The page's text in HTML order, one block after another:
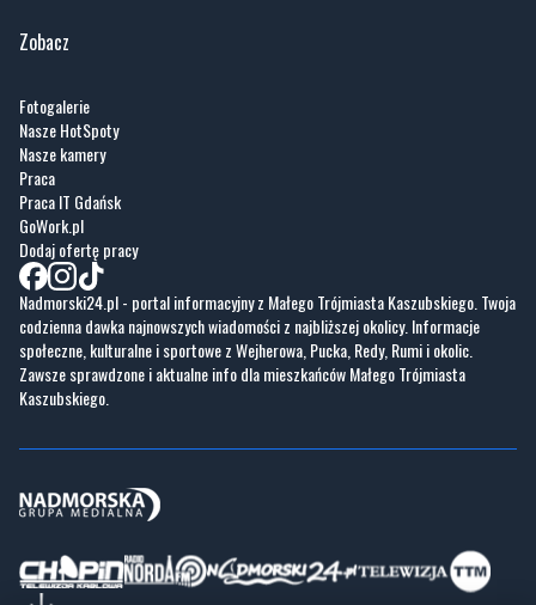
Zobacz
Fotogalerie
Nasze HotSpoty
Nasze kamery
Praca
Praca IT Gdańsk
GoWork.pl
Dodaj ofertę pracy
Nadmorski24.pl - portal informacyjny z Małego Trójmiasta Kaszubskiego. Twoja
codzienna dawka najnowszych wiadomości z najbliższej okolicy. Informacje
społeczne, kulturalne i sportowe z Wejherowa, Pucka, Redy, Rumi i okolic.
Zawsze sprawdzone i aktualne info dla mieszkańców Małego Trójmiasta
Kaszubskiego.